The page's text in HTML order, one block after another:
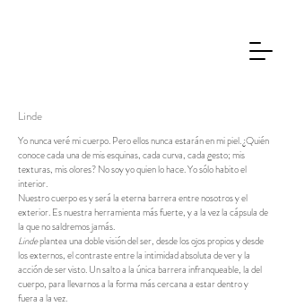
Linde
Yo nunca veré mi cuerpo. Pero ellos nunca estarán en mi piel. ¿Quién
conoce cada una de mis esquinas, cada curva, cada gesto; mis
texturas, mis olores? No soy yo quien lo hace. Yo sólo habito el
interior.
Nuestro cuerpo es y será la eterna barrera entre nosotros y el
exterior. Es nuestra herramienta más fuerte, y a la vez la cápsula de
la que no saldremos jamás.
Lindeplantea una doble visión del ser, desde los ojos propios y desde
los externos, el contraste entre la intimidad absoluta de ver y la
acción de ser visto. Un salto a la única barrera infranqueable, la del
cuerpo, para llevarnos a la forma más cercana a estar dentro y
fuera a la vez.